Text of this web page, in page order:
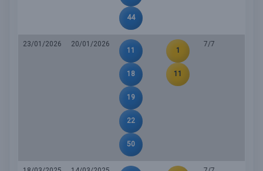
44
23/01/2026
20/01/2026
11
18
19
22
50
1
11
7/7